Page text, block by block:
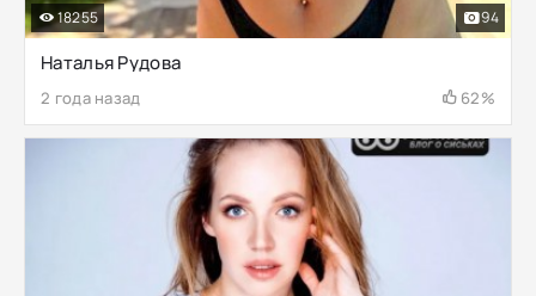
Наталья Рудова
2 года назад 62%
18255 94